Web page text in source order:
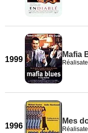
1999
Mafia
1996
Mes